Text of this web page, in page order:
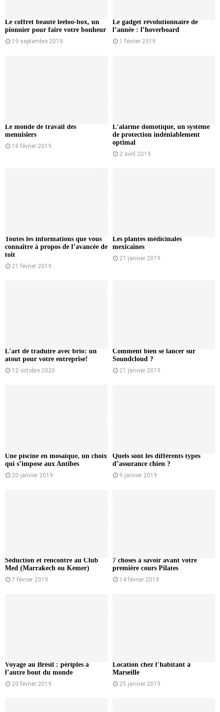
Le coffret beauté leeloo-box, un
pionnier pour faire votre bonheur
19 septembre 2019
Le gadget révolutionnaire de
l’année : l’hoverboard
1 février 2019
Le monde de travail des
menuisiers
18 février 2019
L’alarme domotique, un système
de protection indéniablement
optimal
2 avril 2019
Toutes les informations que vous
connaître à propos de l’avancée de
toit
21 février 2019
Les plantes médicinales
mexicaines
21 janvier 2019
L’art de traduire avec brio: un
atout pour votre entreprise!
12 octobre 2020
Comment bien se lancer sur
Soundcloud ?
21 janvier 2019
Une piscine en mosaïque, un choix
qui s’impose aux Antibes
20 janvier 2019
Quels sont les différents types
d’assurance chien ?
9 janvier 2019
Séduction et rencontre au Club
Med (Marrakech ou Kemer)
7 février 2019
7 choses à savoir avant votre
première cours Pilates
14 février 2019
Voyage au Brésil : périples à
l’autre bout du monde
20 février 2019
Location chez l’habitant à
Marseille
25 janvier 2019